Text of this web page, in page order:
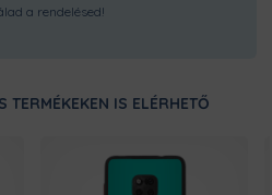
a rendelésed!
TERMÉKEKEN IS ELÉRHETŐ